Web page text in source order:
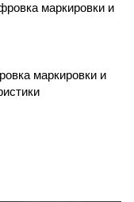
маркировки и
маркировки и